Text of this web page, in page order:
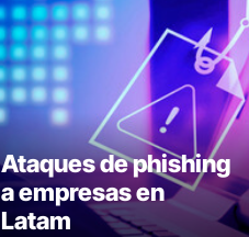
Ataques de phishing
a empresas en
Latam